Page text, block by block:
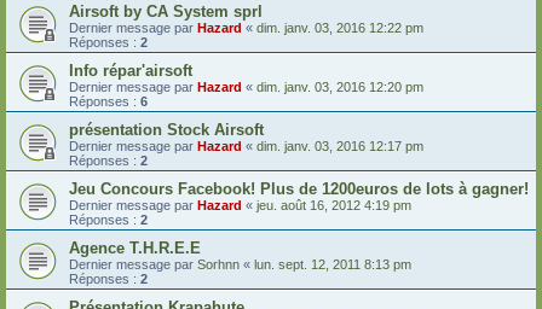
Airsoft by CA System sprl
Dernier message par Hazard « dim. janv. 03, 2016 12:22 pm
Réponses : 2
Info répar'airsoft
Dernier message par Hazard « dim. janv. 03, 2016 12:20 pm
Réponses : 6
présentation Stock Airsoft
Dernier message par Hazard « dim. janv. 03, 2016 12:17 pm
Réponses : 2
Jeu Concours Facebook! Plus de 1200euros de lots à gagner!
Dernier message par Hazard « jeu. août 16, 2012 4:19 pm
Réponses : 2
Agence T.H.R.E.E
Dernier message par Sorhnn « lun. sept. 12, 2011 8:13 pm
Réponses : 2